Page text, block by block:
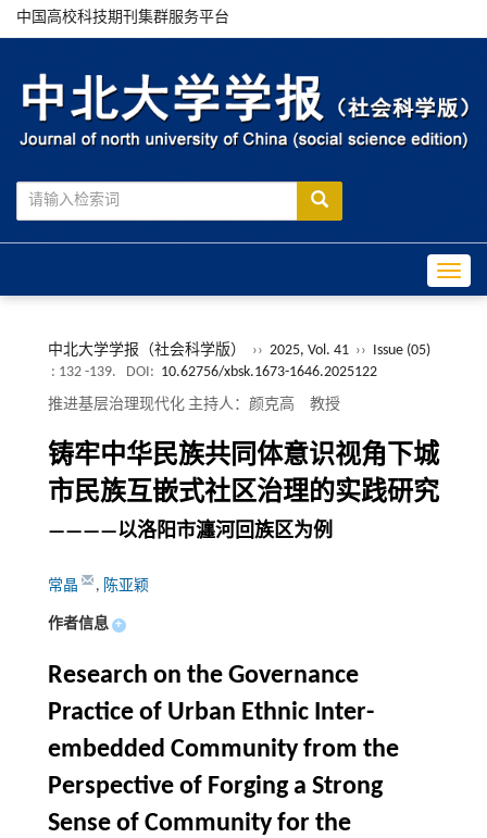
中国高校科技期刊集群服务平台
中北大学学报（社会科学版） ›› 2025, Vol. 41 ››
Issue (05)
: 132 -139.
DOI: 10.62756/xbsk.1673-1646.2025122
推进基层治理现代化 主持人：颜克高 教授
铸牢中华民族共同体意识视角下城
市民族互嵌式社区治理的实践研究
————以洛阳市瀍河回族区为例
常晶 , 陈亚颖
作者信息 +
Research on the Governance
Practice of Urban Ethnic Inter-
embedded Community from the
Perspective of Forging a Strong
Sense of Community for the